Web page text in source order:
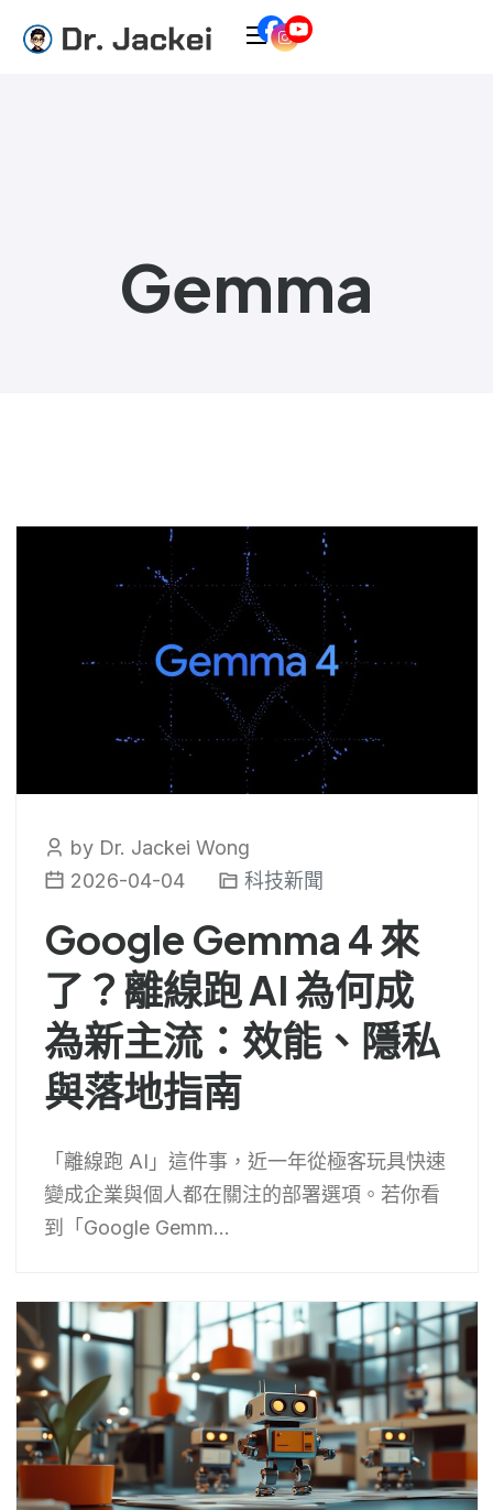
Gemma
by Dr. Jackei Wong
2026-04-04
科技新聞
Google Gemma 4 來
了？離線跑 AI 為何成
為新主流：效能、隱私
與落地指南
「離線跑 AI」這件事，近一年從極客玩具快速
變成企業與個人都在關注的部署選項。若你看
到「Google Gemm...